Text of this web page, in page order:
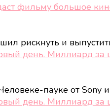
фильму большое
рискнуть и
день. Миллиард за
пауке от Sony
день. Миллиард за